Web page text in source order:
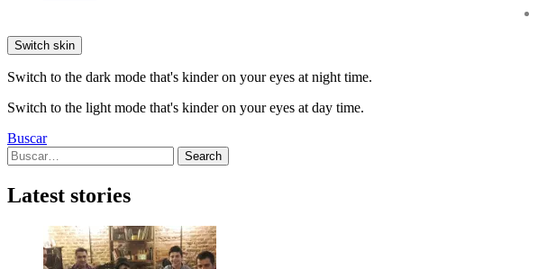
Switch skin
Switch to the dark mode that's kinder on your eyes at night time.
Switch to the light mode that's kinder on your eyes at day time.
Buscar
Search
for:
Search
Latest stories